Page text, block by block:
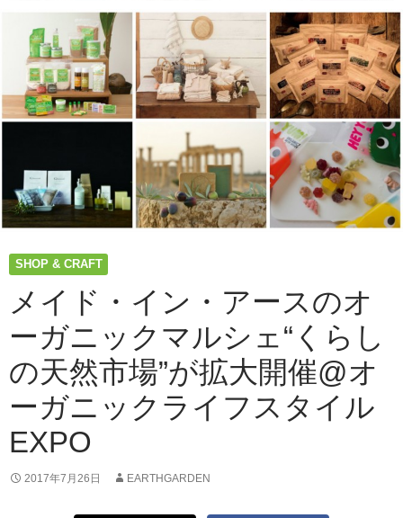
SHOP & CRAFT
メイド・イン・アースのオ
ーガニックマルシェ“くらし
の天然市場”が拡大開催@オ
ーガニックライフスタイル
EXPO
2017年7月26日 EARTHGARDEN